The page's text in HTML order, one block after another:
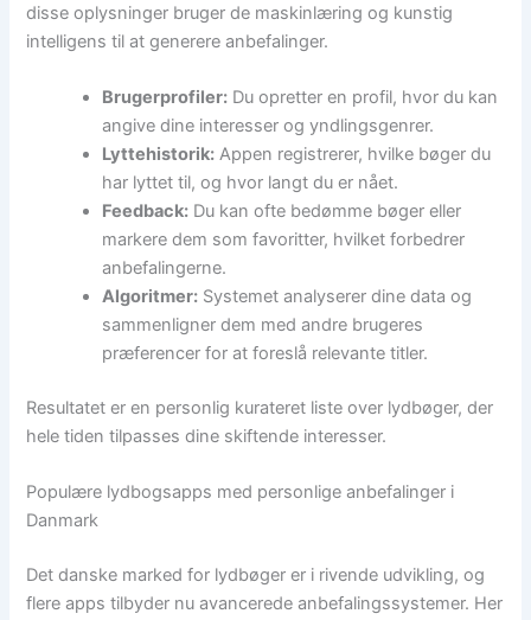
disse oplysninger bruger de maskinlæring og kunstig
intelligens til at generere anbefalinger.
Brugerprofiler: Du opretter en profil, hvor du kan
angive dine interesser og yndlingsgenrer.
Lyttehistorik: Appen registrerer, hvilke bøger du
har lyttet til, og hvor langt du er nået.
Feedback: Du kan ofte bedømme bøger eller
markere dem som favoritter, hvilket forbedrer
anbefalingerne.
Algoritmer: Systemet analyserer dine data og
sammenligner dem med andre brugeres
præferencer for at foreslå relevante titler.
Resultatet er en personlig kurateret liste over lydbøger, der
hele tiden tilpasses dine skiftende interesser.
Populære lydbogsapps med personlige anbefalinger i
Danmark
Det danske marked for lydbøger er i rivende udvikling, og
flere apps tilbyder nu avancerede anbefalingssystemer. Her